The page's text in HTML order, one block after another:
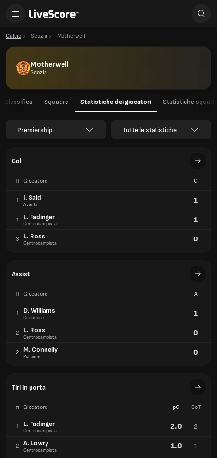
Calcio Scozia Motherwell
Motherwell
Scozia
Classifica Squadra Statistiche dei giocatori Statistiche
Premiership Tutte le statistiche
Gol
# Giocatore G
1 I. Said
Avanti 1
1 L. Fadinger
Centrocampista 1
3 L. Ross
Centrocampista 0
Assist
# Giocatore A
1 D. Williams
Difensore 1
2 L. Ross
Centrocampista 0
2 M. Connelly
Portiere 0
Tiri in porta
# Giocatore pG SoT
1 L. Fadinger
Centrocampista 2.0 2
2 A. Lowry
Centrocampista 1.0 1